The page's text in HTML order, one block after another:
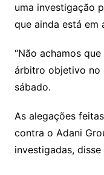
uma investigação
que ainda está em
“Não achamos
árbitro objetivo no
sábado.
As alegações
contra o Adani
investigadas, disse